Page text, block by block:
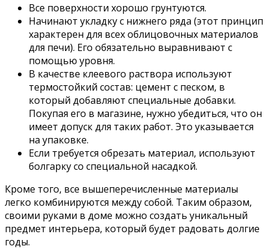
Все поверхности хорошо грунтуются.
Начинают укладку с нижнего ряда (этот принцип
характерен для всех облицовочных материалов
для печи). Его обязательно выравнивают с
помощью уровня.
В качестве клеевого раствора используют
термостойкий состав: цемент с песком, в
который добавляют специальные добавки.
Покупая его в магазине, нужно убедиться, что он
имеет допуск для таких работ. Это указывается
на упаковке.
Если требуется обрезать материал, используют
болгарку со специальной насадкой.
Кроме того, все вышеперечисленные материалы
легко комбинируются между собой. Таким образом,
своими руками в доме можно создать уникальный
предмет интерьера, который будет радовать долгие
годы.